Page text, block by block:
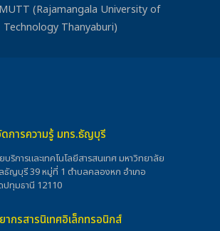
(Rajamangala University of
Technology Thanyaburi)
การความรู้ มทร.ธัญบุรี
ริการและเทคโนโลยีสารสนเทศ มหาวิทยาลัย
ธัญบุรี 39 หมู่ที่ 1 ตำบลคลองหก อำเภอ
ทุมธานี 12110
กรสารนิเทศอิเล็กทรอนิกส์